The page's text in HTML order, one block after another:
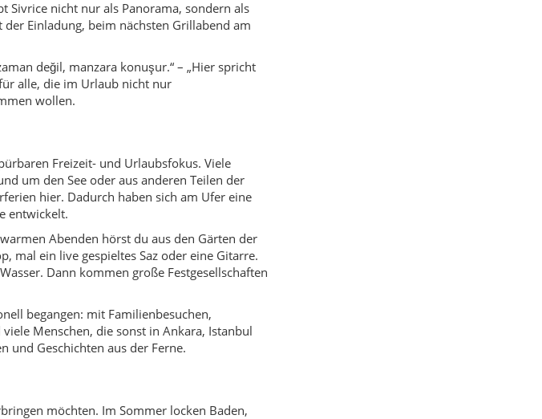
Abenden hörst du aus den Gärten der
mal ein live gespieltes Saz oder eine Gitarre.
Dann kommen große Festgesellschaften
begangen: mit Familienbesuchen,
Menschen, die sonst in Ankara, Istanbul
möchten. Im Sommer locken Baden,
des Ufers findest du mehrere Strände
bieten Kajaks oder kleine Boote
Im Winter kannst du hier Skifahren,
und zwischendurch in der Berghütte
Bergwanderungen, Picknicks mit Aussicht
im Hazarsee, sowie Ausflüge zu
für Mountainbike-Touren,